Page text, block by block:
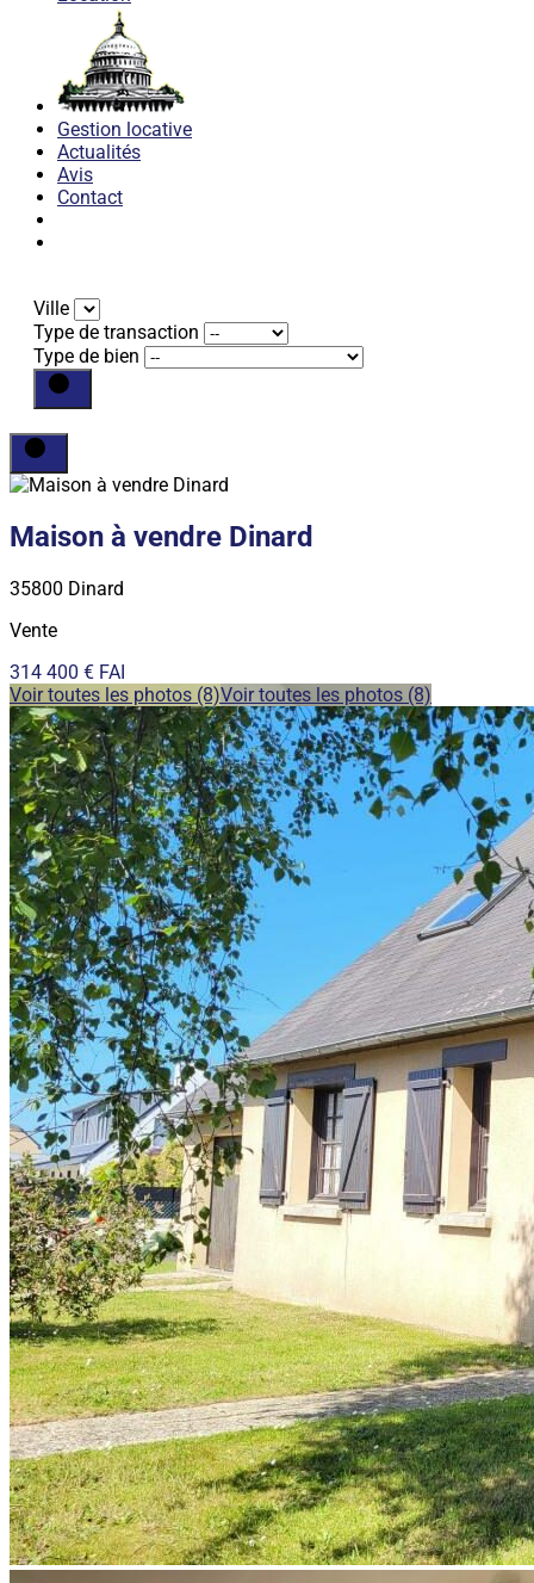
Gestion locative
Actualités
Avis
Contact
Ville
Type de transaction
Type de bien
Maison à vendre Dinard
35800 Dinard
Vente
314 400 € FAI
Voir toutes les photos (8)Voir toutes les photos (8)